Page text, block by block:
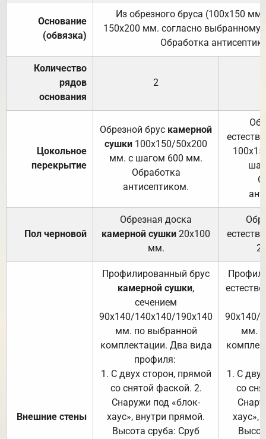
Основание
(обвязка)
Из обрезного бруса (100х150
150х200 мм. согласно выбранному
Обработка
Количество
рядов
основания
2
Цокольное
перекрытие
Обрезной брус камерной
сушки 100х150/50х200
мм. с шагом 600 мм.
Обработка
антисептиком.
Пол черновой
Обрезная доска
камерной сушки 20х100
мм.
Внешние стены
Профилированный брус
камерной сушки,
сечением
90х140/140х140/190х140
мм. по выбранной
комплектации. Два вида
профиля:
1. С двух сторон, прямой
со снятой фаской. 2.
Снаружи под «блок-
хаус», внутри прямой.
Высота сруба: Сруб
90х140/
мм.
1. С
со
хаус»,